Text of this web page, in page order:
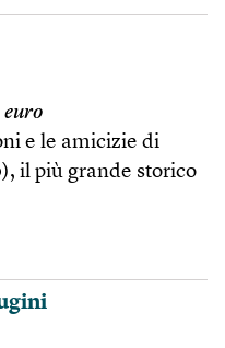
euro
e le amicizie di
il più grande storico